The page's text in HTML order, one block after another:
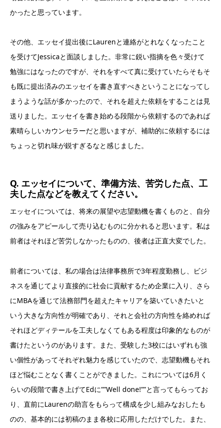
かったと思っています。
その他、エッセイ提出後にLaurenと連絡がとれなくなったこと
を受けてJessicaと面談しました。非常に鋭い指摘を色々受けて
勉強にはなったのですが、それをすべて真に受けていたらそもそ
も既に提出済みのエッセイを書き直すべきということになってし
まうような話が多かったので、それを超えた依頼をすることは見
送りました。エッセイを書き始める段階から依頼するのであれば
素晴らしいカウンセラーだと思いますが、補助的に依頼するには
ちょっと切れ味が鋭すぎるなと感じました。
Q. エッセイについて、準備方法、苦労した点、工
夫した点などを教えてください。
エッセイについては、将来の展望や志望動機を書くものと、自分
の強みをアピールして売り込むものに分かれると思います。私は
前者はそれほど苦労しなかったものの、後者は正直大変でした。
前者については、私の場合は法律事務所で3年程度勤務し、ビジ
ネスを通じてより直接的に社会に貢献するため企業に入り、さら
にMBAを通じて法務部門を超えたキャリアを築いていきたいと
いう大きな方向性が明確であり、それと会社の方向性を絡めれば
それほどディテールを工夫しなくてもある程度は印象的なものが
書けたというのがあります。また、受験した3校にはいずれも強
い個性があってそれぞれ魅力を感じていたので、志望動機もそれ
ほど悩むことなく書くことができました。これについては6月く
らいの段階で書き上げてEdに””Well done!””と言ってもらってお
り、直前にLaurenの助言をもらって構成を少し組みなおしたも
のの、基本的には初稿のまま各校に応用しただけでした。また、